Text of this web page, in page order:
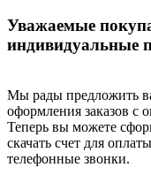
Уважаемые
индивидуальные
Мы рады предложить
оформления заказов с
Теперь вы можете
скачать счет для
телефонные звонки.